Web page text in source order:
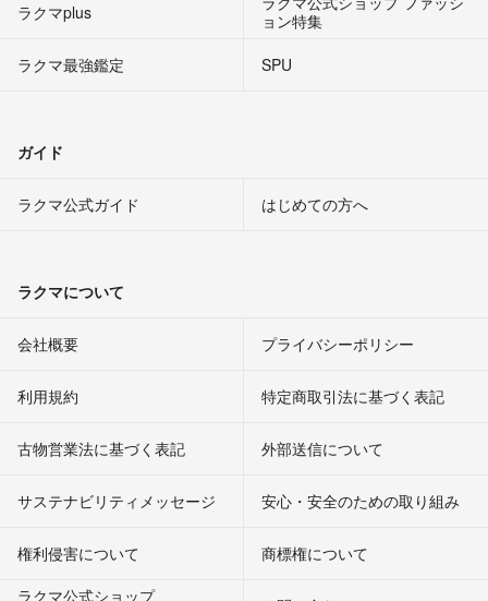
ラクマplus
ョン特集
ラクマ最強鑑定
SPU
ガイド
ラクマ公式ガイド はじめての方へ
ラクマについて
会社概要 プライバシーポリシー
利用規約 特定商取引法に基づく表記
古物営業法に基づく表記 外部送信について
サステナビリティメッセージ 安心・安全のための取り組み
権利侵害について
商標権について
ラクマ公式ショップ